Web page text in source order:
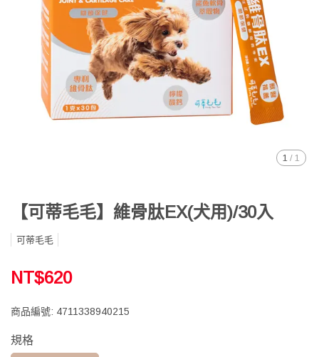
1 / 1
【可蒂毛毛】維骨肽EX(犬用)/30入
可蒂毛毛
NT$620
商品編號: 4711338940215
規格